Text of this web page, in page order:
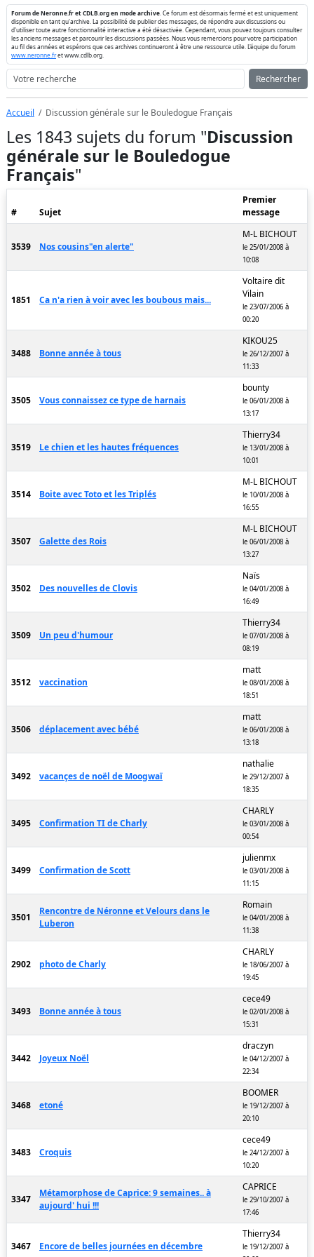
Forum de Neronne.fr et CDLB.org en mode archive . Ce forum est désormais fermé et est uniquement
disponible en tant qu'archive. La possibilité de publier des messages, de répondre aux discussions ou
d'utiliser toute autre fonctionnalité interactive a été désactivée. Cependant, vous pouvez toujours consulter
les anciens messages et parcourir les discussions passées. Nous vous remercions pour votre participation
au fil des années et espérons que ces archives continueront à être une ressource utile. L'équipe du forum
www.neronne.fret www.cdlb.org.
Rechercher
Accueil Discussion générale sur le Bouledogue Français
Les 1843 sujets du forum "Discussion
générale sur le Bouledogue
Français"
# Sujet
Premier
message
3539 Nos cousins"en alerte"
M-L BICHOUT
le 25/01/2008 à
10:08
1851 Ca n'a rien à voir avec les boubous mais...
Voltaire dit
Vilain
le 23/07/2006 à
00:20
3488 Bonne année à tous
KIKOU25
le 26/12/2007 à
11:33
3505 Vous connaissez ce type de harnais
bounty
le 06/01/2008 à
13:17
3519 Le chien et les hautes fréquences
Thierry34
le 13/01/2008 à
10:01
3514 Boite avec Toto et les Triplés
M-L BICHOUT
le 10/01/2008 à
16:55
3507 Galette des Rois
M-L BICHOUT
le 06/01/2008 à
13:27
3502 Des nouvelles de Clovis
Naïs
le 04/01/2008 à
16:49
3509 Un peu d'humour
Thierry34
le 07/01/2008 à
08:19
3512 vaccination
matt
le 08/01/2008 à
18:51
3506 déplacement avec bébé
matt
le 06/01/2008 à
13:18
3492 vacançes de noël de Moogwaï
nathalie
le 29/12/2007 à
18:35
3495 Confirmation TI de Charly
CHARLY
le 03/01/2008 à
00:54
3499 Confirmation de Scott
julienmx
le 03/01/2008 à
11:15
3501
Rencontre de Néronne et Velours dans le
Luberon
Romain
le 04/01/2008 à
11:38
2902 photo de Charly
CHARLY
le 18/06/2007 à
19:45
3493 Bonne année à tous
cece49
le 02/01/2008 à
15:31
3442 Joyeux Noël
draczyn
le 04/12/2007 à
22:34
3468 etoné
BOOMER
le 19/12/2007 à
20:10
3483 Croquis
cece49
le 24/12/2007 à
10:20
3347
Métamorphose de Caprice: 9 semaines.. à
aujourd' hui !!!
CAPRICE
le 29/10/2007 à
17:46
3467 Encore de belles journées en décembre
Thierry34
le 19/12/2007 à